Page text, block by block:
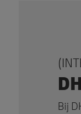
Bij